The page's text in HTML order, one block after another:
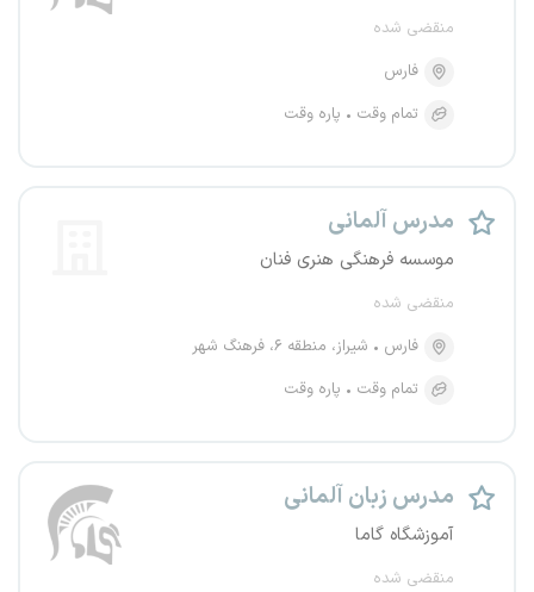
منقضی شده
فارس
تمام وقت
پاره وقت
مدرس آلمانی
موسسه فرهنگی هنری فنان
منقضی شده
فارس
شیراز، منطقه ۶، فرهنگ شهر
تمام وقت
پاره وقت
مدرس زبان آلمانی
آموزشگاه گاما
منقضی شده